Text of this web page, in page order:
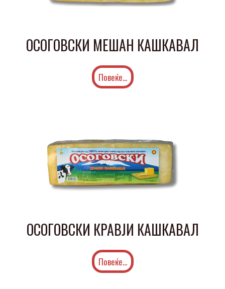
ОСОГОВСКИ МЕШАН КАШКАВАЛ
Повеќе...
ОСОГОВСКИ КРАВЈИ КАШКАВАЛ
Повеќе...